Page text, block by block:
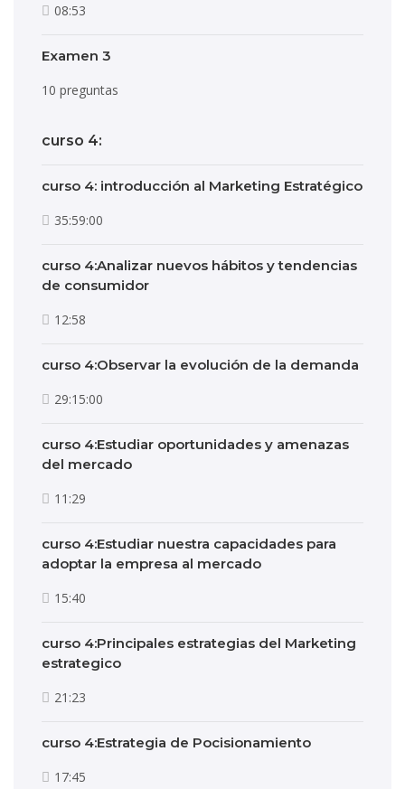
08:53
Examen 3
10 preguntas
curso 4:
curso 4: introducción al Marketing Estratégico
35:59:00
curso 4:Analizar nuevos hábitos y tendencias
de consumidor
12:58
curso 4:Observar la evolución de la demanda
29:15:00
curso 4:Estudiar oportunidades y amenazas
del mercado
11:29
curso 4:Estudiar nuestra capacidades para
adoptar la empresa al mercado
15:40
curso 4:Principales estrategias del Marketing
estrategico
21:23
curso 4:Estrategia de Pocisionamiento
17:45